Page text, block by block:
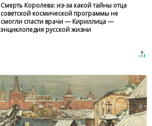
Смерть Королева: из-за какой тайны отца
советской космической программы не
смогли спасти врачи — Кириллица —
энциклопедия русской жизни